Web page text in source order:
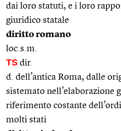
dai loro statuti, e i loro
giuridico statale
diritto romano
loc.s.m.
TS dir.
d. dell’antica Roma, dalle
sistemato nell’elaborazione
riferimento costante
molti stati